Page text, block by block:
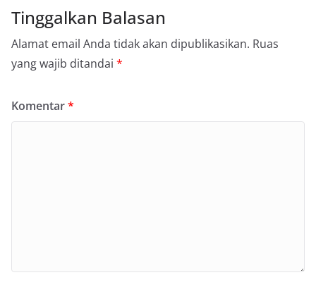
Tinggalkan Balasan
Alamat email Anda tidak akan dipublikasikan. Ruas
yang wajib ditandai *
Komentar*